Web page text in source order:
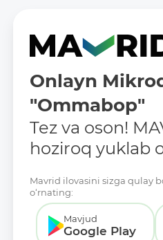
Onlayn
"Ommabop"
Tez va oson!
hoziroq yuklab
Mavrid ilovasini sizga qulay
o‘rnating:
Mavjud
Google Play